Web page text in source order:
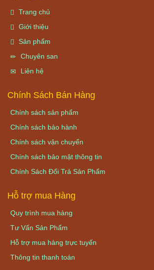
Trang chủ
Giới thiệu
Sản phẩm
Chuyên san
Liên hệ
Chính Sách Bán Hàng
Chính sách sản phẩm
Chính sách bảo hành
Chính sách vận chuyển
Chính sách bảo mật thông tin
Chính Sách Đổi Trả Sản Phẩm
Hỗ trợ mua Hàng
Quy trình mua hàng
Tư Vấn Sản Phẩm
Hỗ trợ mua hàng trực tuyến
Thông tin thanh toán